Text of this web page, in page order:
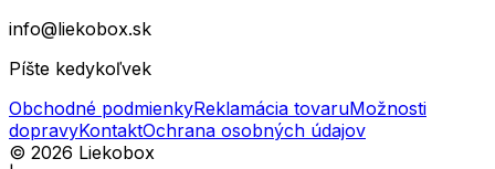
info@liekobox.sk
Píšte kedykoľvek
Obchodné podmienkyReklamácia tovaruMožnosti
dopravyKontaktOchrana osobných údajov
© 2026 Liekobox